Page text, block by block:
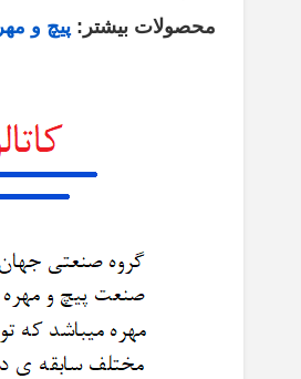
محصولات بیشتر: پیچ و